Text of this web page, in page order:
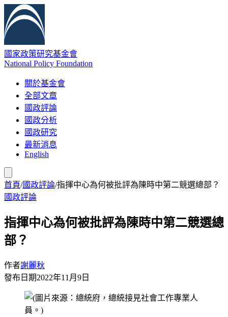
國家政策研究基金會
National Policy Foundation
關於基金會
全部文章
國政評論
國政分析
國政研究
最新消息
English
首頁/國政評論/指揮中心為何被批評為陳時中第二競選總部？
國政評論
指揮中心為何被批評為陳時中第二競選總
部？
作者謝麗秋
發布日期2022年11月9日